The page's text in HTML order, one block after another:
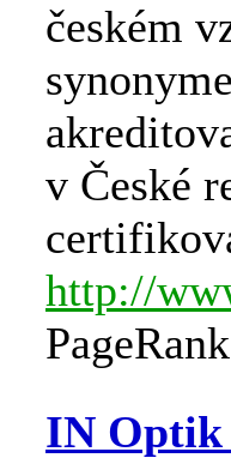
českém
v České
http://
IN Optik